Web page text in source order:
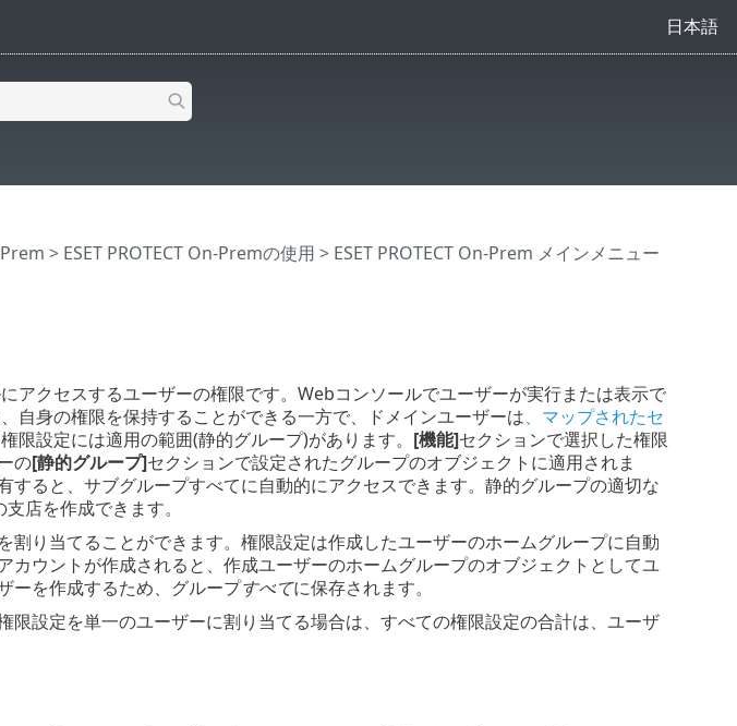
日本語
> ESET PROTECT On-Premの使用 > ESET PROTECT On-Prem メインメニュー
アクセスするユーザーの権限です。Webコンソールでユーザーが実行または表示で
自身の権限を保持することができる一方で、ドメインユーザーは、マップされたセ
限設定には適用の範囲(静的グループ)があります。 [機能]セクションで選択した権限
の[静的グループ]セクションで設定されたグループのオブジェクトに適用されま
すると、サブグループすべてに自動的にアクセスできます。静的グループの適切な
店を作成できます。
割り当てることができます。権限設定は作成したユーザーのホームグループに自動
カウントが作成されると、作成ユーザーのホームグループのオブジェクトとしてユ
ーを作成するため、グループすべてに保存されます。
限設定を単一のユーザーに割り当てる場合は、すべての権限設定の合計は、ユーザ